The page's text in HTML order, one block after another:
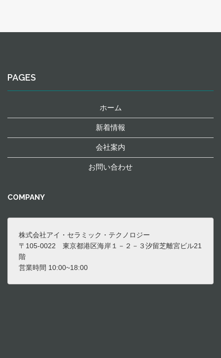
PAGES
ホーム
新着情報
会社案内
お問い合わせ
COMPANY
株式会社アイ・セラミック・テクノロジー
〒105-0022　東京都港区海岸１－２－３汐留芝離宮ビル21
階
営業時間 10:00~18:00